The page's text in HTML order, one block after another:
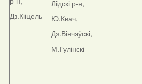
Дз.Кііцель
Лідскі р-н,
Ю.Квач,
Дз.Вінчэўскі,
М.Гулінскі